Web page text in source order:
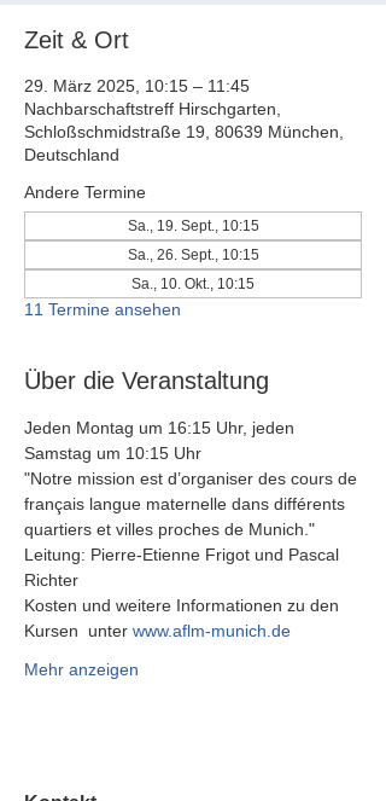
Zeit & Ort
29. März 2025, 10:15 – 11:45
Nachbarschaftstreff Hirschgarten,
Schloßschmidstraße 19, 80639 München,
Deutschland
Andere Termine
Sa., 19. Sept., 10:15
Sa., 26. Sept., 10:15
Sa., 10. Okt., 10:15
11 Termine ansehen
Über die Veranstaltung
Jeden Montag um 16:15 Uhr, jeden
Samstag um 10:15 Uhr
"Notre mission est d’organiser des cours de
français langue maternelle dans différents
quartiers et villes proches de Munich."
Leitung: Pierre-Etienne Frigot und Pascal
Richter
Kosten und weitere Informationen zu den
Kursen  unter www.aflm-munich.de
Mehr anzeigen